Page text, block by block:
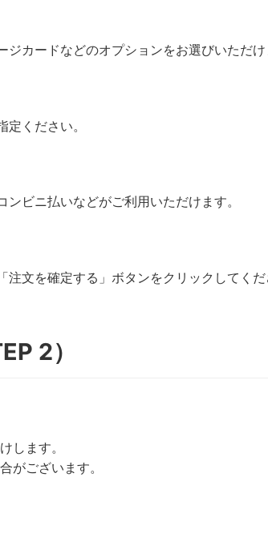
カードなどのオプションをお選びいただけ
ください。
ビニ払いなどがご利用いただけます。
文を確定する」ボタンをクリックしてくだ
2）
します。
がございます。